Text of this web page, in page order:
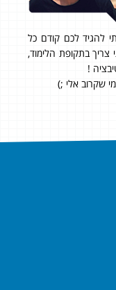
תודה שלמידת אותי להבין
האהבה שלך למקצוע
הסבלנות, על תשומת הלב